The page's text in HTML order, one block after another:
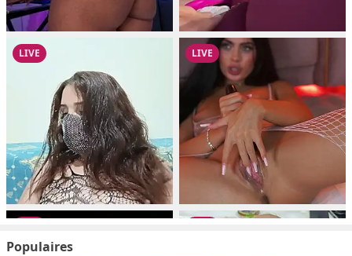
Populaires